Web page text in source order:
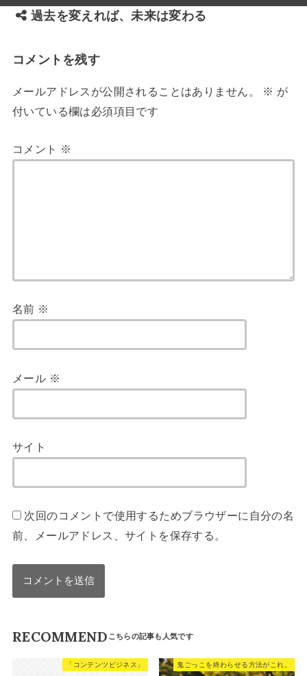
過去を変えれば、未来は変わる
コメントを残す
メールアドレスが公開されることはありません。 ※ が
付いている欄は必須項目です
コメント ※
名前 ※
メール ※
サイト
次回のコメントで使用するためブラウザーに自分の名
前、メールアドレス、サイトを保存する。
RECOMMEND
「コンテンツビジネス」 鬼ごっこを終わらせる方法がこれ。